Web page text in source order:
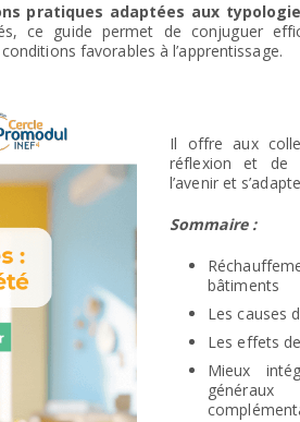
pratiques adaptées aux
ce guide permet de conjuguer
favorables à l’apprentissage.
Il offre aux
réflexion et de
l’avenir et
Sommaire :
bâtiments
Les causes
Les effets
Mieux